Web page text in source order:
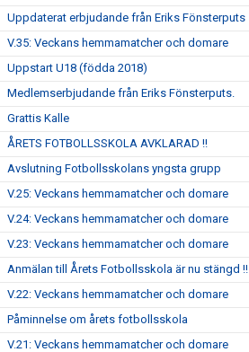
Uppdaterat erbjudande från Eriks Fönsterputs
V.35: Veckans hemmamatcher och domare
Uppstart U18 (födda 2018)
Medlemserbjudande från Eriks Fönsterputs.
Grattis Kalle
ÅRETS FOTBOLLSSKOLA AVKLARAD !!
Avslutning Fotbollsskolans yngsta grupp
V.25: Veckans hemmamatcher och domare
V.24: Veckans hemmamatcher och domare
V.23: Veckans hemmamatcher och domare
Anmälan till Årets Fotbollsskola är nu stängd !!
V.22: Veckans hemmamatcher och domare
Påminnelse om årets fotbollsskola
V.21: Veckans hemmamatcher och domare